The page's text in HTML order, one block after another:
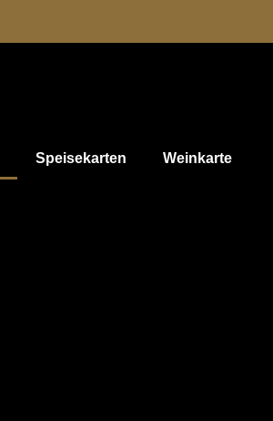
Speisekarten Weinkarte